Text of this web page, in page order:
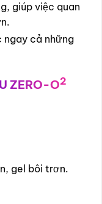
giúp việc quan
ngay cả những
ZERO-O2
gel bôi trơn.